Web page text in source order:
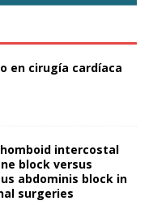
en cirugía cardíaca
intercostal
block versus
abdominis block in
surgeries